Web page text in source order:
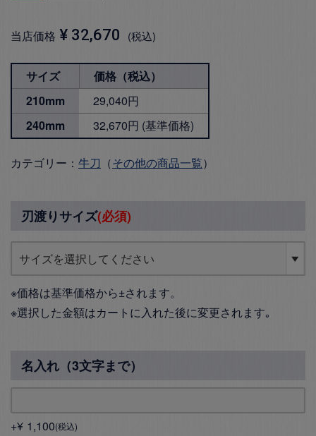
当店価格 ¥ 32,670 税込
サイズ
価格（税込）
210mm
29,040円
240mm
32,670円 (基準価格)
カテゴリー： 牛刀 （その他の商品一覧）
刃渡りサイズ(必須)
※価格は基準価格から±されます。
※選択した金額はカートに入れた後に変更されます｡
名入れ（3文字まで）
+¥ 1,100 税込